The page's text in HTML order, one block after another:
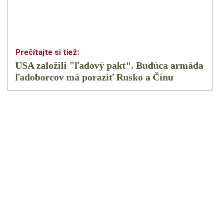
USA založili "ľadový pakt". Budúca armáda
ľadoborcov má poraziť Rusko a Čínu